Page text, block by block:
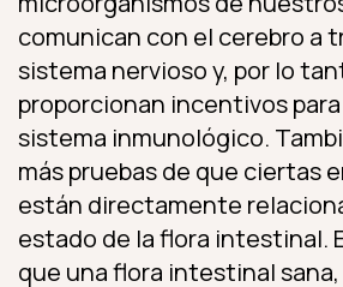
comunican con el cerebro a
sistema nervioso y, por lo
proporcionan incentivos
sistema inmunológico.
más pruebas de que ciertas
están directamente
estado de la flora intestinal.
que una flora intestinal sana,